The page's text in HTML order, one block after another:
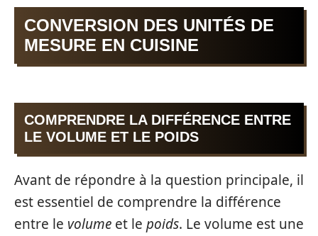
CONVERSION DES UNITÉS DE
MESURE EN CUISINE
COMPRENDRE LA DIFFÉRENCE ENTRE
LE VOLUME ET LE POIDS
Avant de répondre à la question principale, il
est essentiel de comprendre la différence
entre le volume et le poids. Le volume est une